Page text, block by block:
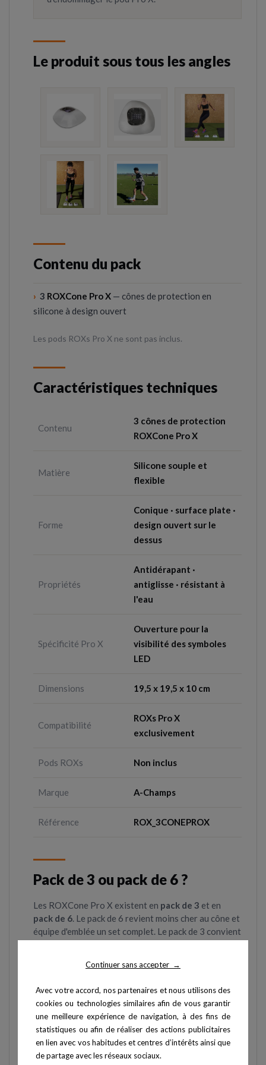
Continuer sans accepter →
Avec votre accord, nos partenaires et nous utilisons des
cookies ou technologies similaires afin de vous garantir
une meilleure expérience de navigation, à des fins de
statistiques ou afin de réaliser des actions publicitaires
en lien avec vos habitudes et centres d’intérêts ainsi que
de partage avec les réseaux sociaux.
Le produit sous tous les angles
Contenu du pack
› 3 ROXCone Pro X — cônes de protection en
silicone à design ouvert
Les pods ROXs Pro X ne sont pas inclus.
Caractéristiques techniques
Contenu
3 cônes de protection
ROXCone Pro X
Matière
Silicone souple et
flexible
Forme
Conique · surface plate ·
design ouvert sur le
dessus
Propriétés
Antidérapant ·
antiglisse · résistant à
l'eau
Spécificité Pro X
Ouverture pour la
visibilité des symboles
LED
Dimensions 19,5 x 19,5 x 10 cm
Compatibilité
ROXs Pro X
exclusivement
Pods ROXs Non inclus
Marque A-Champs
Référence ROX_3CONEPROX
Pack de 3 ou pack de 6 ?
Les ROXCone Pro X existent en pack de 3 et en
pack de 6. Le pack de 6 revient moins cher au cône et
équipe d'emblée un set complet. Le pack de 3 convient
Questions fréquentes
Que contient le pack 3 ROXCone Pro X ?
3 cônes de protection en siliconeà design
ouvert, conçus pour les ROXs Pro X. Les pods